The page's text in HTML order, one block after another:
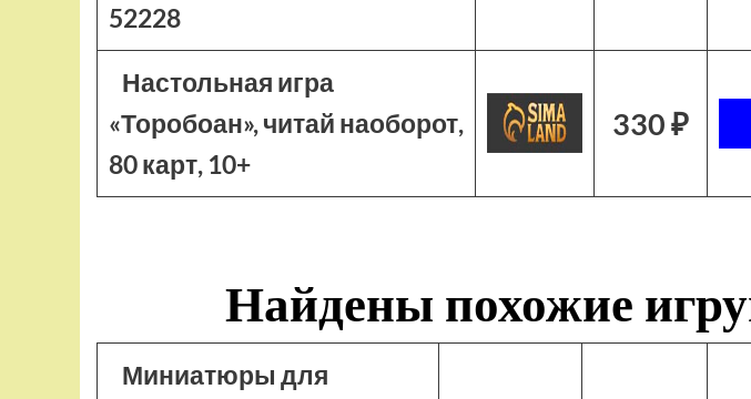
52228
Настольная игра
«Торобоан», читай наоборот,
80 карт, 10+
330 ₽
Найдены похожие
Миниатюры для